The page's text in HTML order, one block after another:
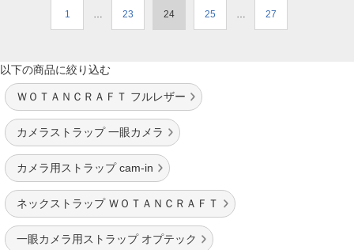
1 … 23 24 25 … 27
以下の商品に絞り込む
ＷＯＴＡＮＣＲＡＦＴ フルレザー
カメラストラップ 一眼カメラ
カメラ用ストラップ cam-in
ネックストラップ ＷＯＴＡＮＣＲＡＦＴ
一眼カメラ用ストラップ オプテック